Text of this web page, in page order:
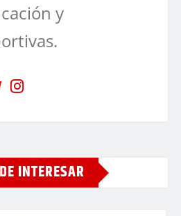
y
INTERESAR